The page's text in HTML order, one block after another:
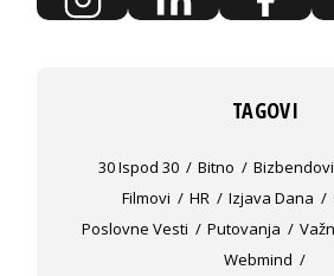
TAGOVI
30 Ispod 30 Bitno Bizbendovi
Filmovi
HR Izjava Dana
Poslovne Vesti
Putovanja
Webmind